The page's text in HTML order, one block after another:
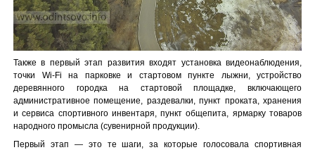
Также в первый этап развития входят установка видеонаблюдения,
точки Wi-Fi на парковке и стартовом пункте лыжни, устройство
деревянного городка на стартовой площадке, включающего
административное помещение, раздевалки, пункт проката, хранения
и сервиса спортивного инвентаря, пункт общепита, ярмарку товаров
народного промысла (сувенирной продукции).
Первый этап — это те шаги, за которые голосовала спортивная